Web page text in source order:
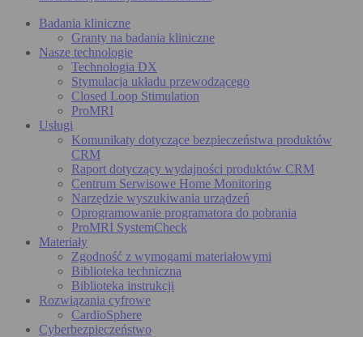
Badania kliniczne
Granty na badania kliniczne
Nasze technologie
Technologia DX
Stymulacja układu przewodzącego
Closed Loop Stimulation
ProMRI
Usługi
Komunikaty dotyczące bezpieczeństwa produktów
CRM
Raport dotyczący wydajności produktów CRM
Centrum Serwisowe Home Monitoring
Narzędzie wyszukiwania urządzeń
Oprogramowanie programatora do pobrania
ProMRI SystemCheck
Materiały
Zgodność z wymogami materiałowymi
Biblioteka techniczna
Biblioteka instrukcji
Rozwiązania cyfrowe
CardioSphere
Cyberbezpieczeństwo